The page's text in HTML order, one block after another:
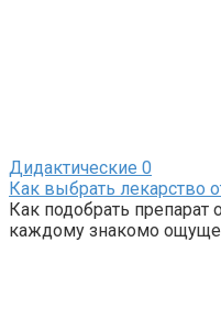
Дидактические 0
Как выбрать лекарство
Как подобрать препарат
каждому знакомо